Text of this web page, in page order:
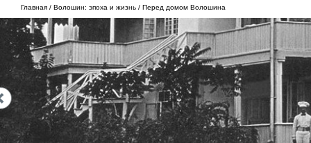
Главная / Волошин: эпоха и жизнь / Перед домом Волошина
Next